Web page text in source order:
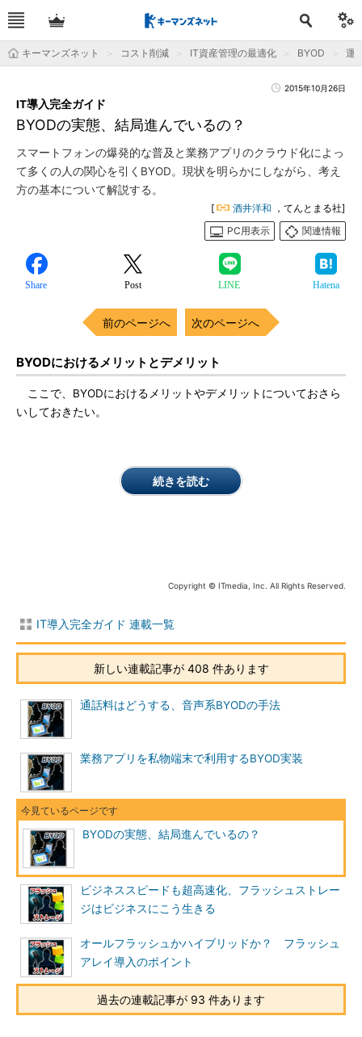
キーマンズネット コスト削減 IT資産管理の最適化 BYOD 運
2015年10月26日
BYODの実態、結局進んでいるの？
IT導入完全ガイド
スマートフォンの爆発的な普及と業務アプリのクラウド化によっ
て多くの人の関心を引くBYOD。現状を明らかにしながら、考え
方の基本について解説する。
[ 酒井洋和 ，てんとまる社]
PC用表示
関連情報
Share Post LINE Hatena
前のページへ 次のページへ
BYODにおけるメリットとデメリット
ここで、BYODにおけるメリットやデメリットについておさら
いしておきたい。
続きを読む
Copyright © ITmedia, Inc. All Rights Reserved.
IT導入完全ガイド 連載一覧
新しい連載記事が 408 件あります
通話料はどうする、音声系BYODの手法
業務アプリを私物端末で利用するBYOD実装
BYODの実態、結局進んでいるの？
ビジネススピードも超高速化、フラッシュストレー
ジはビジネスにこう生きる
オールフラッシュかハイブリッドか？ フラッシュ
アレイ導入のポイント
過去の連載記事が 93 件あります